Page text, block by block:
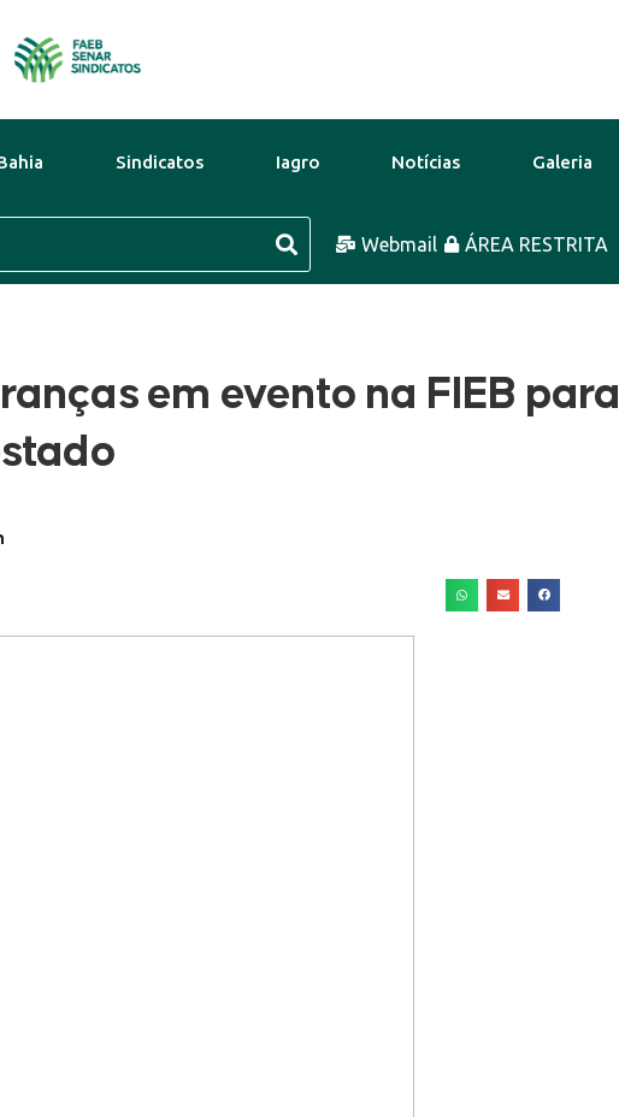
Sindicatos Iagro Notícias Galeria
32°C 11 Ago 31°C
Webmail ÁREA RESTRITA
em evento na FIEB para